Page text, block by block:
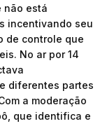
não está
incentivando seu
de controle que
No ar por 14
diferentes partes
a moderação
que identifica e